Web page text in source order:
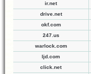
ir.net
drive.net
okf.com
247.us
warlock.com
ljd.com
click.net